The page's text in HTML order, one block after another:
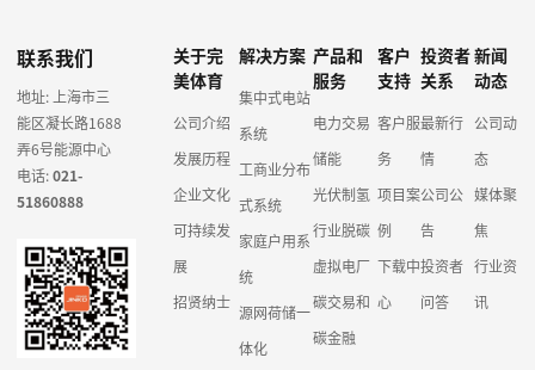
联系我们
地址: 上海市三
能区凝长路1688
弄6号能源中心
电话:021-
51860888
关于完
美体育
公司介绍
发展历程
企业文化
可持续发
展
招贤纳士
解决方案
集中式电站
系统
工商业分布
式系统
家庭户用系
统
源网荷储一
体化
产品和
服务
电力交易
储能
光伏制氢
行业脱碳
虚拟电厂
碳交易和
碳金融
客户
支持
客户服
务
项目案
例
下载中
心
投资者
关系
最新行
情
公司公
告
投资者
问答
新闻
动态
公司动
态
媒体聚
焦
行业资
讯